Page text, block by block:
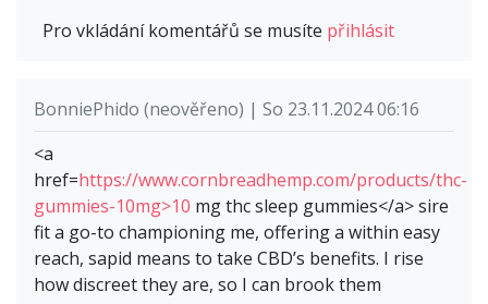
Pro vkládání komentářů se musíte přihlásit
BonniePhido (neověřeno) | So 23.11.2024 06:16
<a
href=https://www.cornbreadhemp.com/products/thc-
gummies-10mg>10 mg thc sleep gummies</a> sire
fit a go-to championing me, offering a within easy
reach, sapid means to take CBD’s benefits. I rise
how discreet they are, so I can brook them